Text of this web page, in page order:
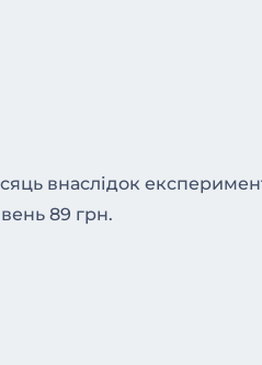
внаслідок
89 грн.